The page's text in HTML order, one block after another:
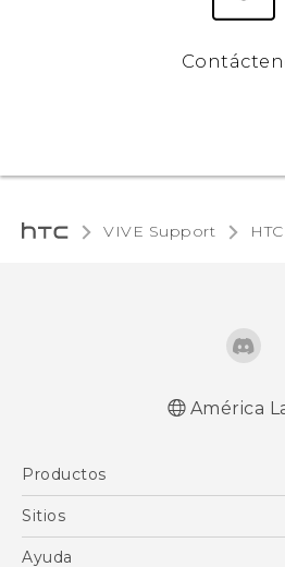
VIVE Support
English - User
América
Productos
5G
Sitios
HTC Desarrollo
Ayuda